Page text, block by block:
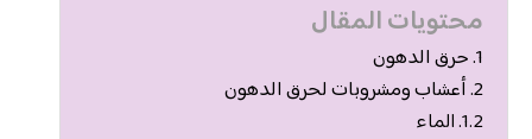
محتويات المقال
حرق الدهون
أعشاب ومشروبات لحرق الدهون
الماء